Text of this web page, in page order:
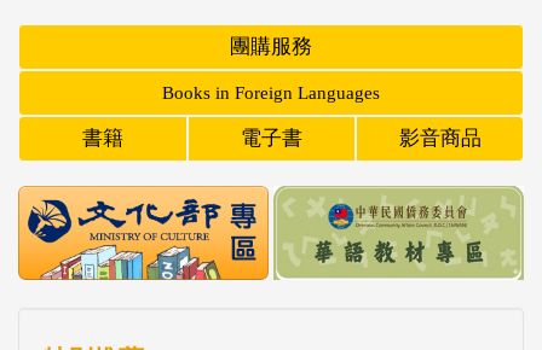
團購服務
Books in Foreign Languages
書籍 電子書 影音商品